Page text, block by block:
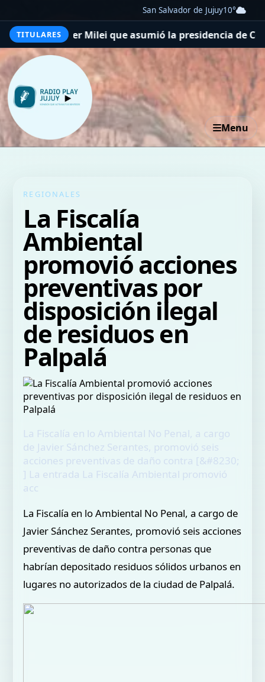
San Salvador de Jujuy10°
TITULARES
Javier Milei que asumió la presidencia de Colombia
Menu
REGIONALES
La Fiscalía
Ambiental
promovió acciones
preventivas por
disposición ilegal
de residuos en
Palpalá
La Fiscalía en lo Ambiental No Penal, a cargo
de Javier Sánchez Serantes, promovió seis
acciones preventivas de daño contra [&#8230;
] La entrada La Fiscalía Ambiental promovió
acc
La Fiscalía en lo Ambiental No Penal, a cargo de
Javier Sánchez Serantes, promovió seis acciones
preventivas de daño contra personas que
habrían depositado residuos sólidos urbanos en
lugares no autorizados de la ciudad de Palpalá.